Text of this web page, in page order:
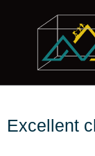
Excellent